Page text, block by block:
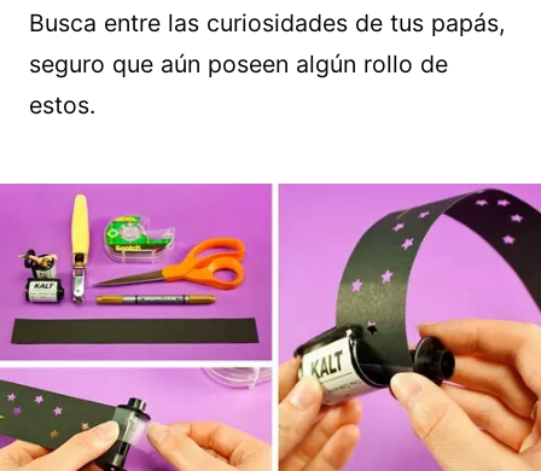
Busca entre las curiosidades de tus papás,
seguro que aún poseen algún rollo de
estos.